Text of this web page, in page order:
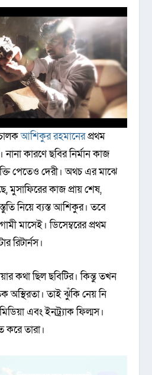
আশিকুর রহমানেরপ্রথম
নানা কারণে ছবির নির্মান কাজ
পেতেও দেরী। অথচ এর মাঝে
মুসাফিরের কাজ প্রায় শেষ,
নিয়ে ব্যস্ত আশিকুর। তবে
মাসেই। ডিসেম্বরের প্রথম
রিটার্নস।
কথা ছিল ছবিটির। কিন্তু তখন
অস্থিরতা। তাই ঝুঁকি নেয় নি
এবং ইনট্র্যাক ফিল্মস।
করে তারা।